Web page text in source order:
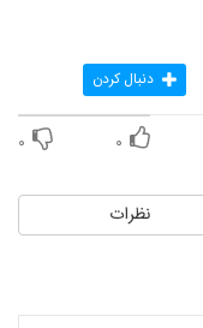
دنبال کردن
۰ ۰
نظرات